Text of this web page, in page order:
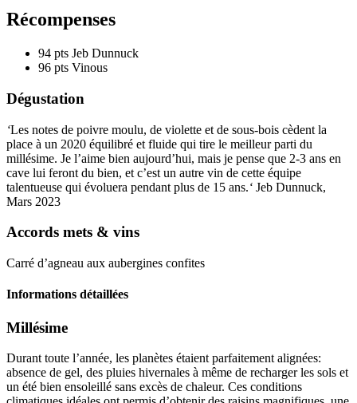
Récompenses
94 pts Jeb Dunnuck
96 pts Vinous
Dégustation
‘Les notes de poivre moulu, de violette et de sous-bois cèdent la
place à un 2020 équilibré et fluide qui tire le meilleur parti du
millésime. Je l’aime bien aujourd’hui, mais je pense que 2-3 ans en
cave lui feront du bien, et c’est un autre vin de cette équipe
talentueuse qui évoluera pendant plus de 15 ans.‘ Jeb Dunnuck,
Mars 2023
Accords mets & vins
Carré d’agneau aux aubergines confites
Informations détaillées
Millésime
Durant toute l’année, les planètes étaient parfaitement alignées:
absence de gel, des pluies hivernales à même de recharger les sols et
un été bien ensoleillé sans excès de chaleur. Ces conditions